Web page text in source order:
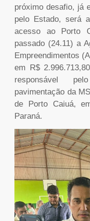
próximo desafio, já
pelo Estado, será
acesso ao Porto
passado (24.11) a
Empreendimentos
em R$
responsável
pavimentação da
de Porto Caiuá,
Paraná.